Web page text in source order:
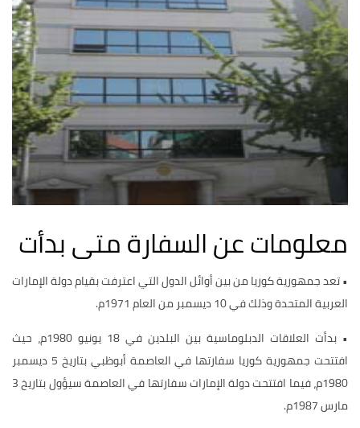
معلومات عن السفارة متى بدأت
• تعد جمهورية كوريا من بين أوائل الدول التي اعترفت بقيام دولة الإمارات
العربية المتحدة وذلك في 10 ديسمبر من العام 1971م.
• بدأت العلاقات الدبلوماسية بين البلدين في 18 يونيو 1980م، حيث
افتتحت جمهورية كوريا سفارتها في العاصمة أبوظبي بتاريخ 5 ديسمبر
1980م، فيما افتتحت دولة الإمارات سفارتها في العاصمة سيؤول بتاريخ 3
مارس 1987م.